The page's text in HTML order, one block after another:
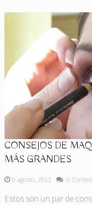
CONSEJOS DE
MÁS GRANDES
9 agosto, 2012 0
Estos son un par de